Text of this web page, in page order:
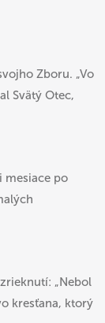
Zboru. „Vo
Svätý Otec,
mesiace po
„Nebol
kresťana, ktorý